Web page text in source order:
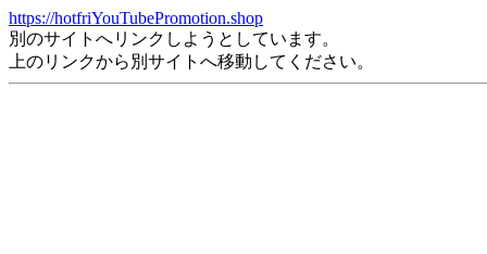
https://hotfriYouTubePromotion.shop
別のサイトへリンクしようとしています。
上のリンクから別サイトへ移動してください。